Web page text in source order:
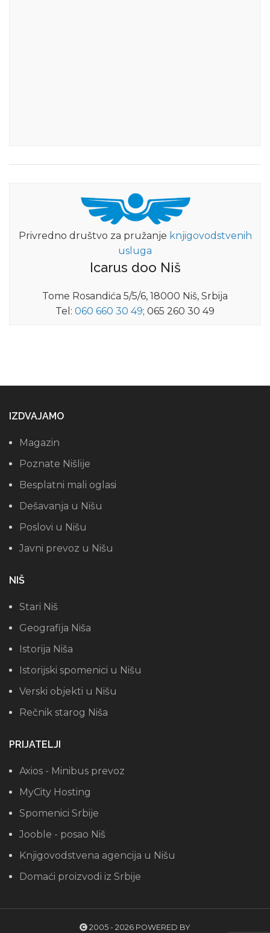
Privredno društvo za pružanje knjigovodstvenih
usluga
Icarus doo Niš
Tome Rosandića 5/5/6, 18000 Niš, Srbija
Tel: 060 660 30 49; 065 260 30 49
IZDVAJAMO
Magazin
Poznate Nišlije
Besplatni mali oglasi
Dešavanja u Nišu
Poslovi u Nišu
Javni prevoz u Nišu
NIŠ
Stari Niš
Geografija Niša
Istorija Niša
Istorijski spomenici u Nišu
Verski objekti u Nišu
Rečnik starog Niša
PRIJATELJI
Axios - Minibus prevoz
MyCity Hosting
Spomenici Srbije
Jooble - posao Niš
Knjigovodstvena agencija u Nišu
Domaći proizvodi iz Srbije
2005 - 2026 POWERED BY